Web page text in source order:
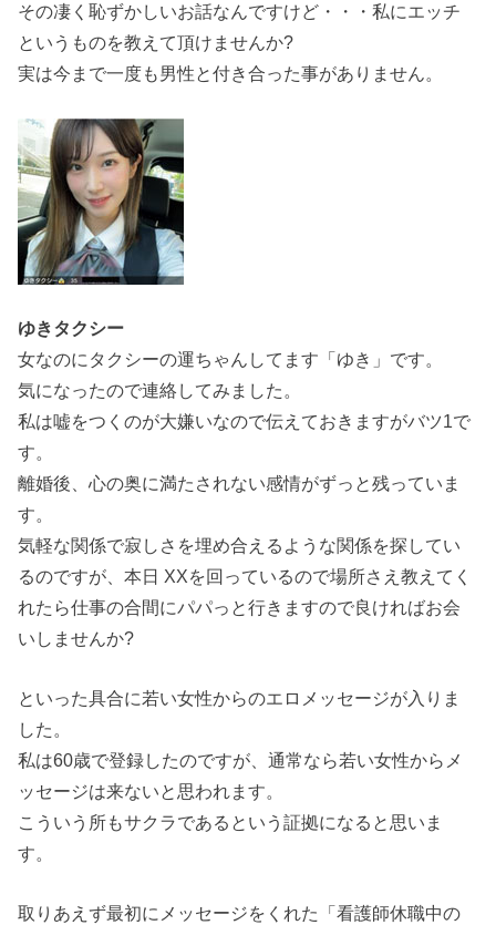
その凄く恥ずかしいお話なんですけど・・・私にエッチ
というものを教えて頂けませんか?
実は今まで一度も男性と付き合った事がありません。
ゆきタクシー
女なのにタクシーの運ちゃんしてます「ゆき」です。
気になったので連絡してみました。
私は嘘をつくのが大嫌いなので伝えておきますがバツ1で
す。
離婚後、心の奥に満たされない感情がずっと残っていま
す。
気軽な関係で寂しさを埋め合えるような関係を探してい
るのですが、本日 XXを回っているので場所さえ教えてく
れたら仕事の合間にパパっと行きますので良ければお会
いしませんか?
といった具合に若い女性からのエロメッセージが入りま
した。
私は60歳で登録したのですが、通常なら若い女性からメ
ッセージは来ないと思われます。
こういう所もサクラであるという証拠になると思いま
す。
取りあえず最初にメッセージをくれた「看護師休職中の